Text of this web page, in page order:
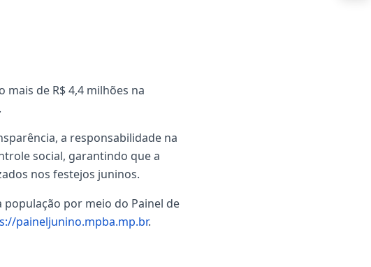
de R$ 4,4 milhões na
a responsabilidade na
social, garantindo que a
nos festejos juninos.
por meio do Painel de
paineljunino.mpba.mp.br.